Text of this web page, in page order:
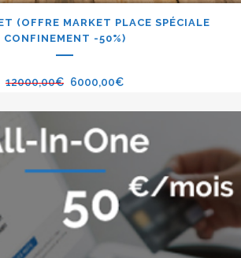
(OFFRE MARKET PLACE SPÉCIALE
CONFINEMENT -50%)
12000,00€ 6000,00€